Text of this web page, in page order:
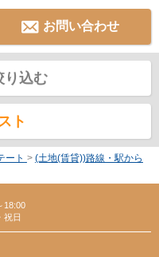
お問い合わせ
り込む
ト
ート > (土地(賃貸))路線・駅から
18:00
祝日